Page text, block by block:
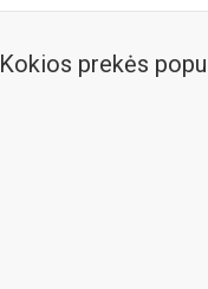
Kokios prekės